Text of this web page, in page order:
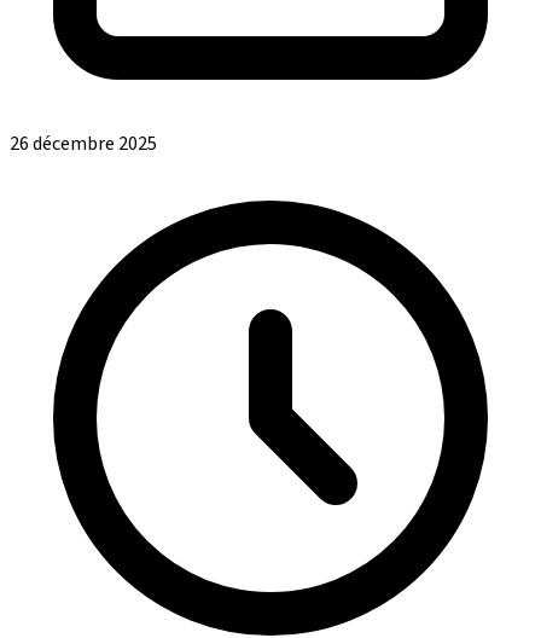
26 décembre 2025